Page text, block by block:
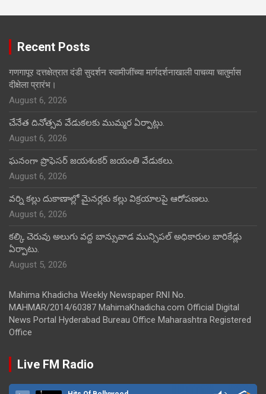
Recent Posts
गणगापूर दत्तक्षेत्रात दंडी सुदर्शन स्वामीजींच्या मार्गदर्शनाखाली पाचव्या चातुर्मास
दीक्षेला प्रारंभ।
August 6, 2026
చేనేత దినోత్సవ వేడుకలకు ముమ్మర ఏర్పాట్లు.
August 6, 2026
ఘనంగా ప్రొఫెసర్ జయశంకర్ జయంతి వేడుకలు.
August 6, 2026
వర్ని కల్లు దుకాణాల్లో మైనర్లకు కల్లు విక్రయాలపై ఆరోపణలు.
August 6, 2026
కల్కి చెరువు అలుగు వద్ద బాన్సువాడ మున్సిపల్ అధికారుల బారికేడ్లు
ఏర్పాటు.
August 5, 2026
Mahima Khadicha Weekly Newspaper RNI No.
MAHMAR/2014/60387 MahimaKhadicha.com Official Digital
News Portal Hyderabad Bureau Office Maharashtra Registered
Office
Live FM Radio